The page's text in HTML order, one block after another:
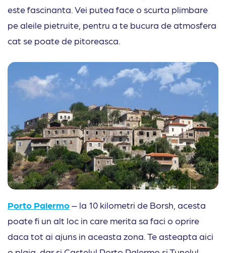
este fascinanta. Vei putea face o scurta plimbare
pe aleile pietruite, pentru a te bucura de atmosfera
cat se poate de pitoreasca.
Porto Palermo– la 10 kilometri de Borsh, acesta
poate fi un alt loc in care merita sa faci o oprire
daca tot ai ajuns in aceasta zona. Te asteapta aici